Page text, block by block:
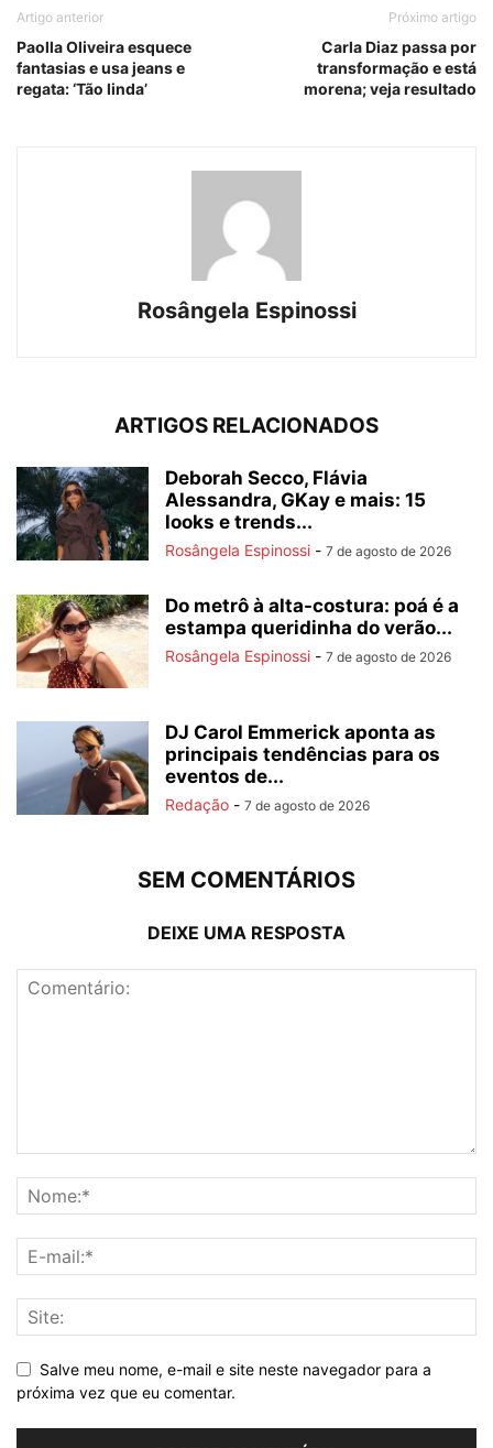
Artigo anterior
Paolla Oliveira esquece
fantasias e usa jeans e
regata: ‘Tão linda’
Próximo artigo
Carla Diaz passa por
transformação e está
morena; veja resultado
Rosângela Espinossi
ARTIGOS RELACIONADOS
Deborah Secco, Flávia
Alessandra, GKay e mais: 15
looks e trends...
Rosângela Espinossi - 7 de agosto de 2026
Do metrô à alta-costura: poá é a
estampa queridinha do verão...
Rosângela Espinossi - 7 de agosto de 2026
DJ Carol Emmerick aponta as
principais tendências para os
eventos de...
Redação - 7 de agosto de 2026
SEM COMENTÁRIOS
DEIXE UMA RESPOSTA
Salve meu nome, e-mail e site neste navegador para a
próxima vez que eu comentar.